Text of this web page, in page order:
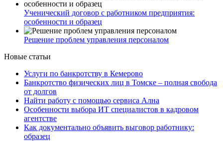
Ученический договор с работником предприятия:
особенности и образец
Решение проблем управления персоналом
Новые статьи
Услуги по банкротству в Кемерово
Банкротство физических лиц в Томске – полная свобода
от долгов
Найти работу с помощью сервиса Ална
Особенности выбора ИТ специалистов в кадровом
агентстве
Как документально объявить выговор работнику:
образец